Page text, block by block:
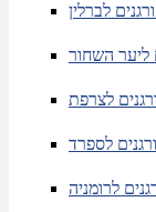
לברלין
ליער השחור
לצרפת
לספרד
לרומניה